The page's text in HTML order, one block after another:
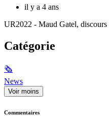
il y a 4 ans
UR2022 - Maud Gatel, discours
Catégorie
🗞
News
Voir moins
Commentaires